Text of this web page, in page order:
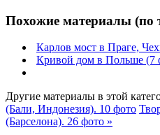
Похожие материалы (по
Карлов мост в Праге,
Кривой дом в Польше (7
Другие материалы в этой
(Бали, Индонезия). 10 фото
(Барселона). 26 фото »